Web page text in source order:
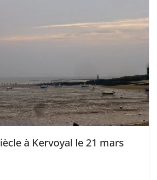
à Kervoyal le 21 mars